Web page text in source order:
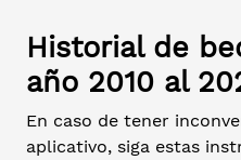
Historial de
año 2010 al
En caso de tener
aplicativo, siga estas